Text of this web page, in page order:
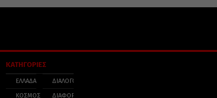
ΚΑΤΗΓΟΡΙΕΣ
ΕΛΛΑΔΑ
ΚΟΣΜΟΣ
ΔΙΑΛΟΓΟΣ
ΔΙΑΦΟΡΑ